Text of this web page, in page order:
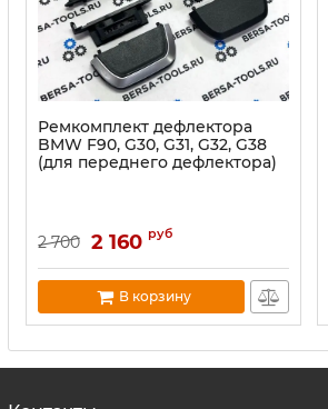
Ремкомплект дефлектора
BMW F90, G30, G31, G32, G38
(для переднего дефлектора)
2 700 2 160 руб
В корзину